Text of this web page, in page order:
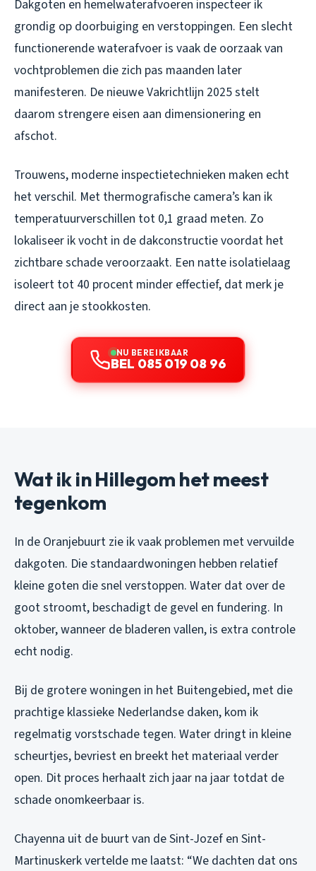
Dakgoten en hemelwaterafvoeren inspecteer ik
grondig op doorbuiging en verstoppingen. Een slecht
functionerende waterafvoer is vaak de oorzaak van
vochtproblemen die zich pas maanden later
manifesteren. De nieuwe Vakrichtlijn 2025 stelt
daarom strengere eisen aan dimensionering en
afschot.
Trouwens, moderne inspectietechnieken maken echt
het verschil. Met thermografische camera’s kan ik
temperatuurverschillen tot 0,1 graad meten. Zo
lokaliseer ik vocht in de dakconstructie voordat het
zichtbare schade veroorzaakt. Een natte isolatielaag
isoleert tot 40 procent minder effectief, dat merk je
direct aan je stookkosten.
NU BEREIKBAAR
BEL 085 019 08 96
Wat ik in Hillegom het meest
tegenkom
In de Oranjebuurt zie ik vaak problemen met vervuilde
dakgoten. Die standaardwoningen hebben relatief
kleine goten die snel verstoppen. Water dat over de
goot stroomt, beschadigt de gevel en fundering. In
oktober, wanneer de bladeren vallen, is extra controle
echt nodig.
Bij de grotere woningen in het Buitengebied, met die
prachtige klassieke Nederlandse daken, kom ik
regelmatig vorstschade tegen. Water dringt in kleine
scheurtjes, bevriest en breekt het materiaal verder
open. Dit proces herhaalt zich jaar na jaar totdat de
schade onomkeerbaar is.
Chayenna uit de buurt van de Sint-Jozef en Sint-
Martinuskerk vertelde me laatst: “We dachten dat ons